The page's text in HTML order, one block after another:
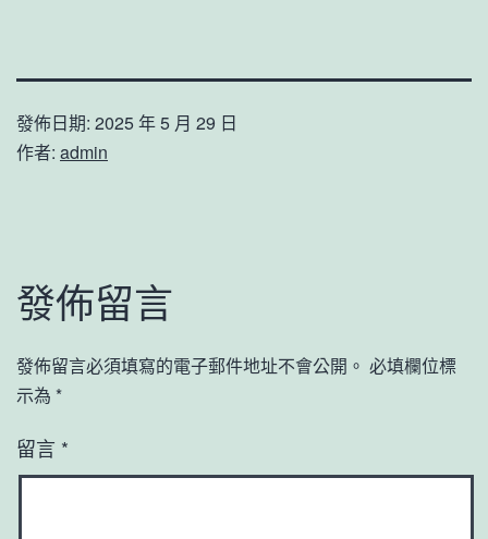
發佈日期: 2025 年 5 月 29 日
作者: admin
發佈留言
發佈留言必須填寫的電子郵件地址不會公開。 必填欄位標
示為 *
留言 *